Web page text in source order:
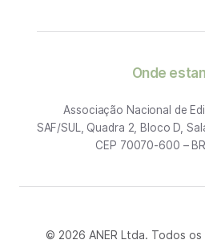
Onde
Associação Nacional de
SAF/SUL, Quadra 2, Bloco D,
CEP 70070-600 –
© 2026 ANER Ltda. Todos